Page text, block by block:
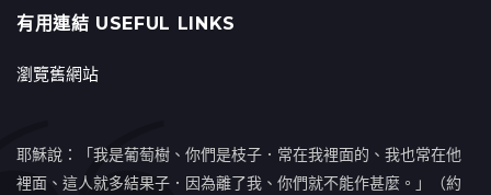
有用連結 USEFUL LINKS
瀏覽舊網站
耶穌說：「我是葡萄樹、你們是枝子．常在我裡面的、我也常在他
裡面、這人就多結果子．因為離了我、你們就不能作甚麼。」（約